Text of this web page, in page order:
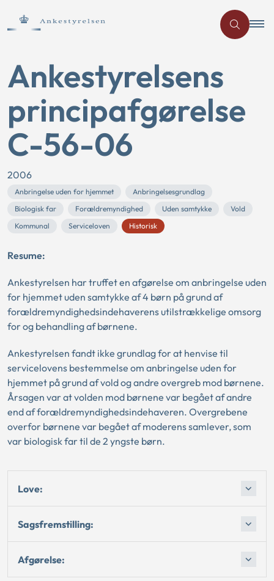
Ankestyrelsens
principafgørelse
C-56-06
2006
Anbringelse uden for hjemmet
Anbringelsesgrundlag
Biologisk far
Forældremyndighed Uden samtykke
Vold
Kommunal
Serviceloven Historisk
Resume:
Ankestyrelsen har truffet en afgørelse om anbringelse uden
for hjemmet uden samtykke af 4 børn på grund af
forældremyndighedsindehaverens utilstrækkelige omsorg
for og behandling af børnene.
Ankestyrelsen fandt ikke grundlag for at henvise til
servicelovens bestemmelse om anbringelse uden for
hjemmet på grund af vold og andre overgreb mod børnene.
Årsagen var at volden mod børnene var begået af andre
end af forældremyndighedsindehaveren. Overgrebene
overfor børnene var begået af moderens samlever, som
var biologisk far til de 2 yngste børn.
Love:
Sagsfremstilling:
Afgørelse: